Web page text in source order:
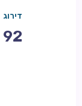
דירוג
92